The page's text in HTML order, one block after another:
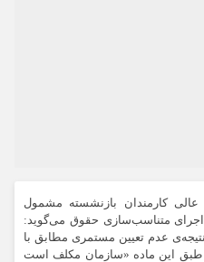
کارمندان بازنشسته مشمول
اجرای متناسب‌سازی حقوق می‌گوید:
عدم تعیین مستمری مطابق با
است طبق این ماده «سازمان مکلف است